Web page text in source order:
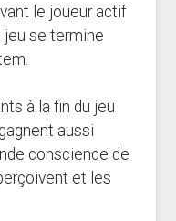
le joueur actif
se termine
à la fin du jeu
aussi
conscience de
et les